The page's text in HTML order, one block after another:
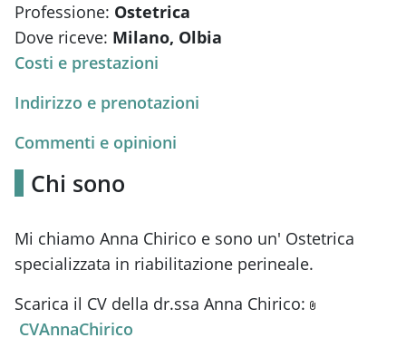
Professione: Ostetrica
Dove riceve: Milano, Olbia
Costi e prestazioni
Indirizzo e prenotazioni
Commenti e opinioni
Chi sono
Mi chiamo Anna Chirico e sono un' Ostetrica
specializzata in riabilitazione perineale.
Scarica il CV della dr.ssa Anna Chirico:
CVAnnaChirico